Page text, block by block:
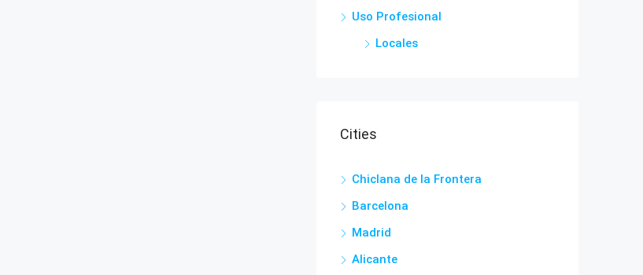
Uso Profesional
Locales
Cities
Chiclana de la Frontera
Barcelona
Madrid
Alicante